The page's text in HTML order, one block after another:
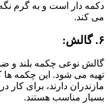
دکمه دار است و به گرم
می کند.
۶. گالش:
گالش نوعی چکمه بلند و
تهیه می شود. این چکمه ها
مازندران دارند، برای کار
بسیار مناسب هستند.